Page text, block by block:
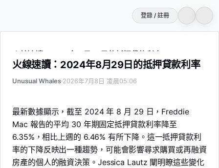
登錄 / 註冊
火線速讀：2024年8月29日的抵押貸款利率
火線速讀：2024年8月29日的抵押貸款利率
Unusual Whales 2026年7月8日 凌晨05:06
最新數據顯示，截至 2024 年 8 月 29 日，Freddie
Mac 報告的平均 30 年期固定抵押貸款利率降至
6.35%，相比上週的 6.46% 有所下降。這一抵押貸款利
率的下降反映出一種趨勢，可能會影響尋求購買或再融資
房產的個人的融資決策。Jessica Lautz 闡明瞭這些變化